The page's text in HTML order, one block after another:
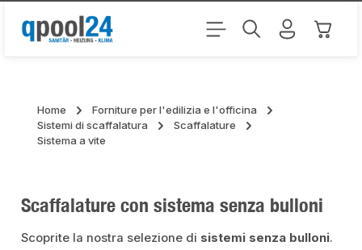
Passa al contenuto principale Il
Home
Forniture per l'edilizia e l'officina
Sistemi di scaffalatura
Scaffalature
Sistema a vite
Scaffalature con sistema senza bulloni
Scoprite la nostra selezione di sistemi senza bulloni.